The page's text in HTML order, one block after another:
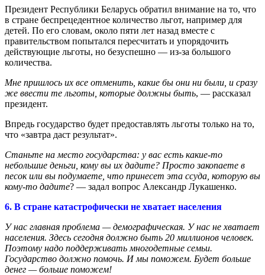
Президент Республики Беларусь обратил внимание на то, что
в стране беспрецедентное количество льгот, например для
детей. По его словам, около пяти лет назад вместе с
правительством попытался пересчитать и упорядочить
действующие льготы, но безуспешно — из-за большого
количества.
Мне пришлось их все отменить, какие бы они ни были, и сразу
же ввести те льготы, которые должны быть, — рассказал
президент.
Впредь государство будет предоставлять льготы только на то,
что «завтра даст результат».
Станьте на место государства: у вас есть какие-то
небольшие деньги, кому вы их дадите? Просто закопаете в
песок или вы подумаете, что принесет эта ссуда, которую вы
кому-то дадите? — задал вопрос Александр Лукашенко.
6. В стране катастрофически не хватает населения
У нас главная проблема — демографическая. У нас не хватает
населения. Здесь сегодня должно быть 20 миллионов человек.
Поэтому надо поддерживать многодетные семьи.
Государство должно помочь. И мы поможем. Будет больше
денег — больше поможем!